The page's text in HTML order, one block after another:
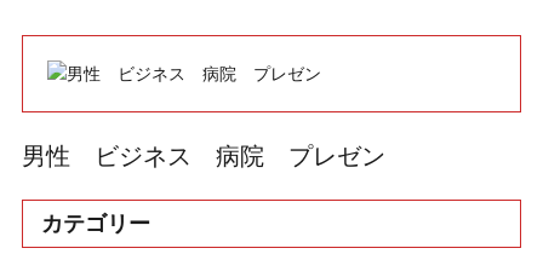
リクエスト
お問い合わせ
男性 ビジネス 病院 プレゼン
カテゴリー